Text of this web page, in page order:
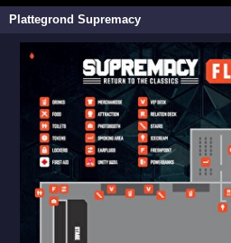
Plattegrond Supremacy